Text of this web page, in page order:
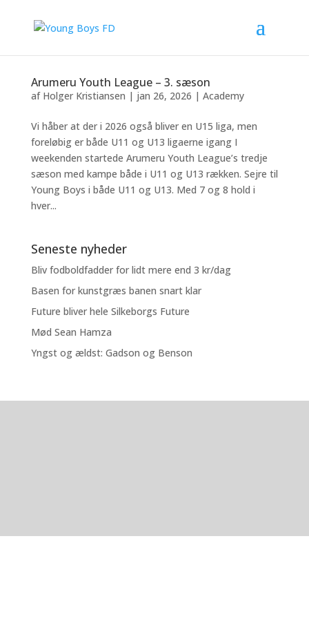
Arumeru Youth League – 3. sæson
af Holger Kristiansen | jan 26, 2026 | Academy
Vi håber at der i 2026 også bliver en U15 liga, men
foreløbig er både U11 og U13 ligaerne igang I
weekenden startede Arumeru Youth League’s tredje
sæson med kampe både i U11 og U13 rækken. Sejre til
Young Boys i både U11 og U13. Med 7 og 8 hold i
hver...
Seneste nyheder
Bliv fodboldfadder for lidt mere end 3 kr/dag
Basen for kunstgræs banen snart klar
Future bliver hele Silkeborgs Future
Mød Sean Hamza
Yngst og ældst: Gadson og Benson